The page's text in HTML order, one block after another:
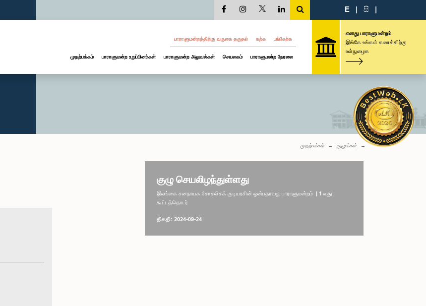
E | සි |
பாராளுமன்றத்திற்கு வருகை தருதல் கற்க பங்கேற்க
முதற்பக்கம் பாராளுமன்ற உறுப்பினர்கள் பாராளுமன்ற அலுவல்கள் செயலகம் பாராளுமன்ற நேரலை
எனது பாராளுமன்றம்
இங்கே உங்கள் கணக்கிற்கு
உள்நுழைக
முதற்பக்கம் குழுக்கள்
குழு செயலிழந்துள்ளது
இலங்கை சனநாயக சோசலிசக் குடியரசின் ஒன்பதாவது பாராளுமன்றம் | 1 வது
கூட்டத்தொடர்
திகதி: 2024-09-24